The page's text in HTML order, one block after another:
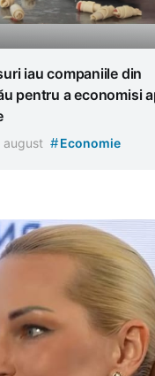
iau companiile din
pentru a economisi
august #Economie